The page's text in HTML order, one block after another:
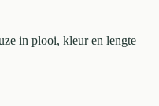
in plooi, kleur en lengte